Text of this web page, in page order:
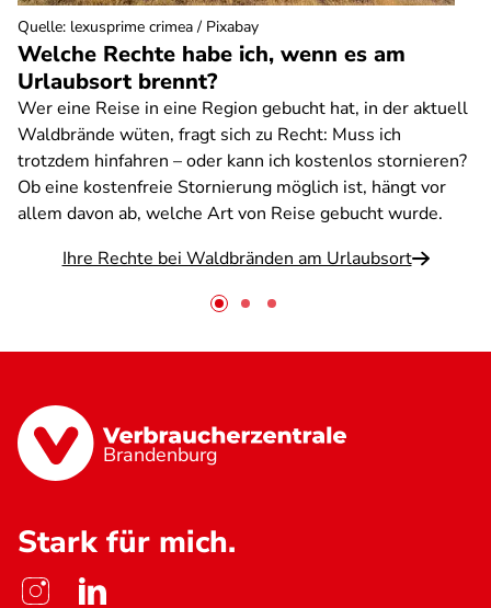
Welche Rechte habe ich, wenn es am
Urlaubsort brennt?
Wer eine Reise in eine Region gebucht hat, in der aktuell
Waldbrände wüten, fragt sich zu Recht: Muss ich
trotzdem hinfahren – oder kann ich kostenlos stornieren?
Ob eine kostenfreie Stornierung möglich ist, hängt vor
allem davon ab, welche Art von Reise gebucht wurde.
Ihre Rechte bei Waldbränden am Urlaubsort
Quelle: lexusprime crimea / Pixabay
Brandenburg
Stark für mich.